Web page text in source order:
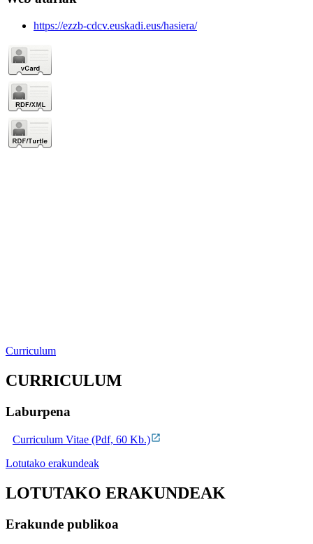
https://ezzb-cdcv.euskadi.eus/hasiera/
Curriculum
CURRICULUM
Laburpena
Curriculum Vitae (Pdf, 60 Kb.)
Lotutako erakundeak
LOTUTAKO ERAKUNDEAK
Erakunde publikoa